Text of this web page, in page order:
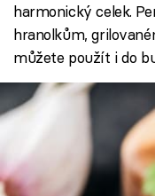
harmonický celek.
hranolkům,
můžete použít i do